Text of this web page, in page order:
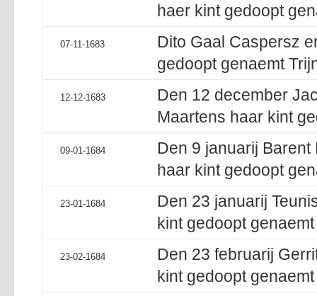
haer kint gedoopt
07-11-1683
Dito Gaal Caspersz
gedoopt genaemt
12-12-1683
Den 12 december
Maartens haar kint
09-01-1684
Den 9 januarij
haar kint gedoopt
23-01-1684
Den 23 januarij
kint gedoopt
23-02-1684
Den 23 februarij
kint gedoopt